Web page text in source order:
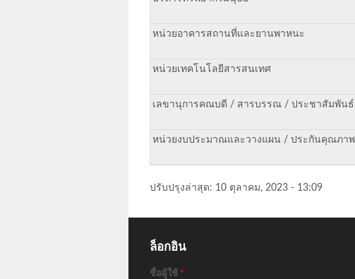
หน่วยอาคารสถานที่และยานพาหนะ
หน่วยเทคโนโลยีสารสนเทศ
เลขานุการคณบดี / สารบรรณ / ประชาสัมพันธ์
หน่วยงบประมาณและวางแผน / ประกันคุณภาพ
ปรับปรุงล่าสุด: 10 ตุลาคม, 2023 - 13:09
ล็อกอิน
ชื่อผู้ใช้ *